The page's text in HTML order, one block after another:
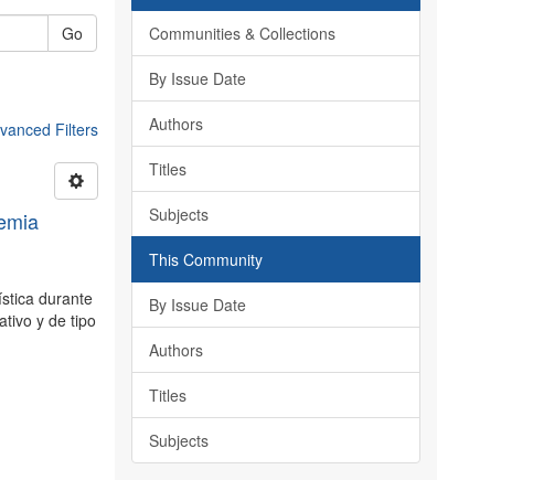
Go
Filters
durante
y de tipo
Communities & Collections
By Issue Date
Authors
Titles
Subjects
This Community
By Issue Date
Authors
Titles
Subjects